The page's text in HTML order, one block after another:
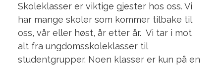
Skoleklasser er viktige gjester hos oss. Vi
har mange skoler som kommer tilbake til
oss, vår eller høst, år etter år. Vi tar i mot
alt fra ungdomsskoleklasser til
studentgrupper. Noen klasser er kun på en